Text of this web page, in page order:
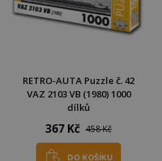
RETRO-AUTA Puzzle č. 42
VAZ 2103 VB (1980) 1000
dílků
367 Kč 458 Kč
DO KOŠÍKU